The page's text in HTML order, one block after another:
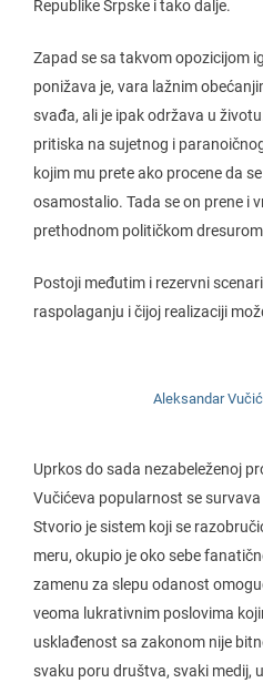
Republike Srpske i tako dalje.
Zapad se sa takvom opozicijom
ponižava je, vara lažnim
svađa, ali je ipak održava u
pritiska na sujetnog i
kojim mu prete ako procene da
osamostalio. Tada se on prene i
prethodnom političkom
Postoji međutim i rezervni
raspolaganju i čijoj realizaciji
Aleksandar
Uprkos do sada nezabeleženoj
Vučićeva popularnost se
Stvorio je sistem koji se
meru, okupio je oko sebe
zamenu za slepu odanost
veoma lukrativnim poslovima
usklađenost sa zakonom nije
svaku poru društva, svaki medij,